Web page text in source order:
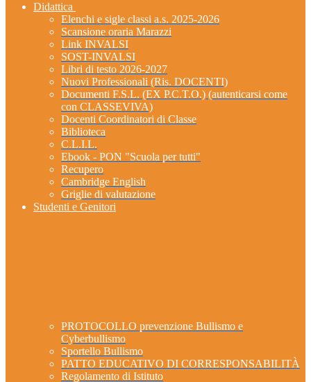
Didattica
Elenchi e sigle classi a.s. 2025-2026
Scansione oraria Marazzi
Link INVALSI
SOST-INVALSI
Libri di testo 2026-2027
Nuovi Professionali (Ris. DOCENTI)
Documenti F.S.L. (EX P.C.T.O.) (autenticarsi come
con CLASSEVIVA)
Docenti Coordinatori di Classe
Biblioteca
C.L.I.L.
Ebook - PON "Scuola per tutti"
Recupero
Cambridge English
Griglie di valutazione
Studenti e Genitori
PROTOCOLLO prevenzione Bullismo e
Cyberbullismo
Sportello Bullismo
PATTO EDUCATIVO DI CORRESPONSABILITÀ
Regolamento di Istituto